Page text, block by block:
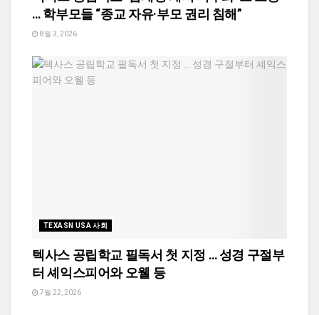
… 학부모들 “종교 자유·부모 권리 침해”
8월 3, 2026
TEXASN USA 사회
텍사스 공립학교 필독서 첫 지정 … 성경 구절부
터 셰익스피어와 오웰 등
7월 22, 2026